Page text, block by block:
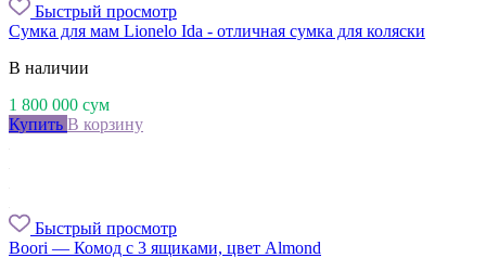
Быстрый просмотр
Сумка для мам Lionelo Ida - отличная сумка для коляски
В наличии
1 800 000 сум
Купить В корзину
Быстрый просмотр
Boori — Комод с 3 ящиками, цвет Almond